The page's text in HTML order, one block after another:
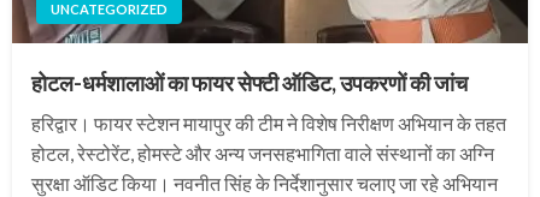
UNCATEGORIZED
होटल-धर्मशालाओं का फायर सेफ्टी ऑडिट, उपकरणों की जांच
हरिद्वार। फायर स्टेशन मायापुर की टीम ने विशेष निरीक्षण अभियान के तहत
होटल, रेस्टोरेंट, होमस्टे और अन्य जनसहभागिता वाले संस्थानों का अग्नि
सुरक्षा ऑडिट किया। नवनीत सिंह के निर्देशानुसार चलाए जा रहे अभियान